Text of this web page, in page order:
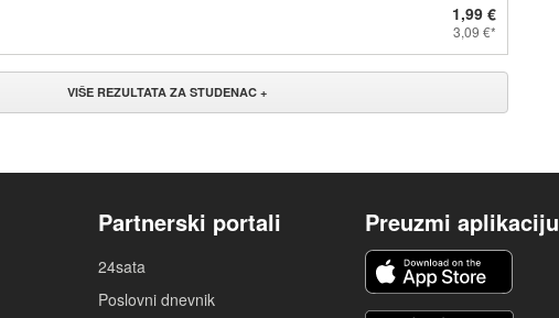
1,99 €
3,09 €
VIŠE REZULTATA ZA STUDENAC +
Partnerski portali
24sata
Poslovni dnevnik
Preuzmi aplikaciju